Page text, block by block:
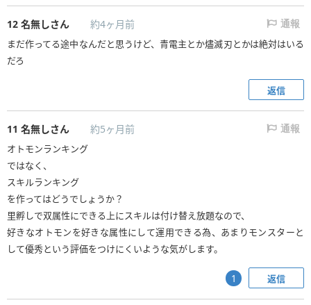
12 名無しさん 約4ヶ月前 通報
まだ作ってる途中なんだと思うけど、青電主とか燼滅刃とかは絶対はいる
だろ
返信
11 名無しさん 約5ヶ月前 通報
オトモンランキング
ではなく、
スキルランキング
を作ってはどうでしょうか？
里孵しで双属性にできる上にスキルは付け替え放題なので、
好きなオトモンを好きな属性にして運用できる為、あまりモンスターと
して優秀という評価をつけにくいような気がします。
返信
1